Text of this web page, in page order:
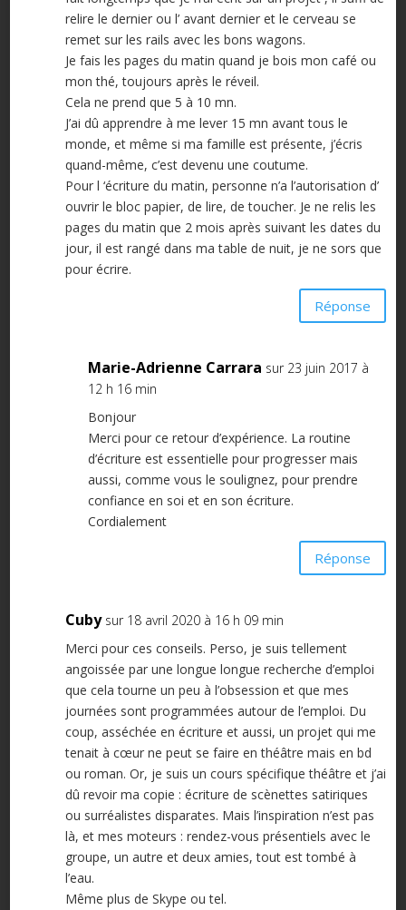
relire le dernier ou l’ avant dernier et le cerveau se
remet sur les rails avec les bons wagons.
Je fais les pages du matin quand je bois mon café ou
mon thé, toujours après le réveil.
Cela ne prend que 5 à 10 mn.
J’ai dû apprendre à me lever 15 mn avant tous le
monde, et même si ma famille est présente, j’écris
quand-même, c’est devenu une coutume.
Pour l ‘écriture du matin, personne n’a l’autorisation d’
ouvrir le bloc papier, de lire, de toucher. Je ne relis les
pages du matin que 2 mois après suivant les dates du
jour, il est rangé dans ma table de nuit, je ne sors que
pour écrire.
Réponse
Marie-Adrienne Carrara sur 23 juin 2017 à
12 h 16 min
Bonjour
Merci pour ce retour d’expérience. La routine
d’écriture est essentielle pour progresser mais
aussi, comme vous le soulignez, pour prendre
confiance en soi et en son écriture.
Cordialement
Réponse
Cuby sur 18 avril 2020 à 16 h 09 min
Merci pour ces conseils. Perso, je suis tellement
angoissée par une longue longue recherche d’emploi
que cela tourne un peu à l’obsession et que mes
journées sont programmées autour de l’emploi. Du
coup, asséchée en écriture et aussi, un projet qui me
tenait à cœur ne peut se faire en théâtre mais en bd
ou roman. Or, je suis un cours spécifique théâtre et j’ai
dû revoir ma copie : écriture de scènettes satiriques
ou surréalistes disparates. Mais l’inspiration n’est pas
là, et mes moteurs : rendez-vous présentiels avec le
groupe, un autre et deux amies, tout est tombé à
l’eau.
Même plus de Skype ou tel.